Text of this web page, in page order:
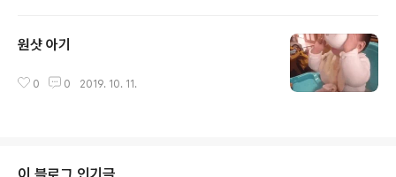
원샷 아기
0 0 2019. 10. 11.